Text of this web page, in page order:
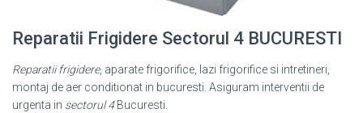
Reparatii Frigidere Sectorul 4 BUCURESTI
Reparatii frigidere, aparate frigorifice, lazi frigorifice si intretineri,
montaj de aer conditionat in bucuresti. Asiguram interventii de
urgenta in sectorul 4Bucuresti.